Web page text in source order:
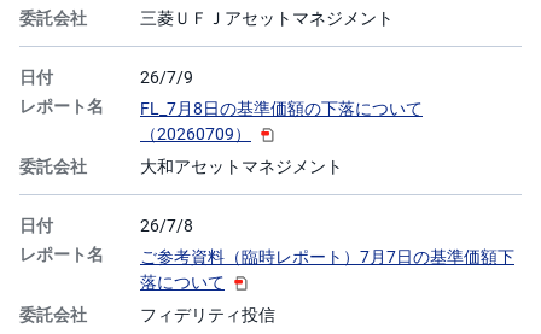
三菱ＵＦＪアセットマネジメント
26/7/9
FL_7月8日の基準価額の下落について
（20260709）
大和アセットマネジメント
26/7/8
ご参考資料（臨時レポート）7月7日の基準価額下
落について
フィデリティ投信